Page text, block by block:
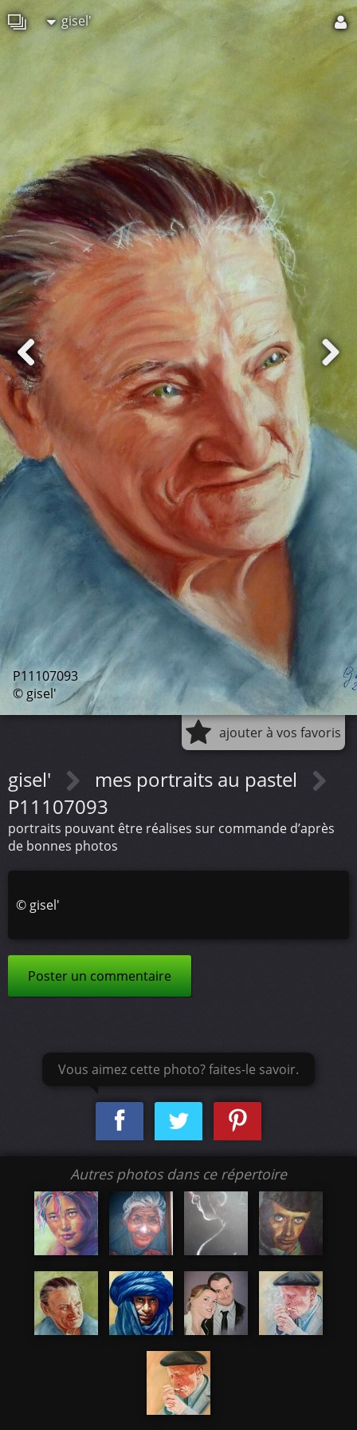
gisel'
P11107093
© gisel'
ajouter à vos favoris
gisel'
mes portraits au pastel
P11107093
portraits pouvant être réalises sur commande d’après
de bonnes photos
© gisel'
Poster un commentaire
Vous aimez cette photo? faites-le savoir.
Autres photos dans ce répertoire